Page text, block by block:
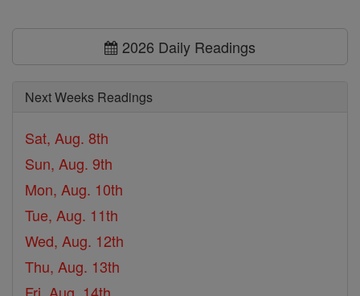
2026 Daily Readings
Next Weeks Readings
Sat, Aug. 8th
Sun, Aug. 9th
Mon, Aug. 10th
Tue, Aug. 11th
Wed, Aug. 12th
Thu, Aug. 13th